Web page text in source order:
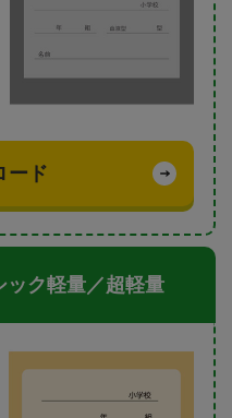
ード
ック軽量／超軽量